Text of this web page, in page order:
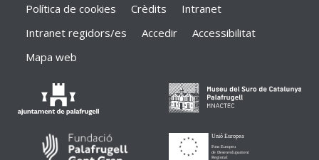
Política de cookies
Crèdits
Intranet
Intranet regidors/es
Accedir
Accessibilitat
Mapa web